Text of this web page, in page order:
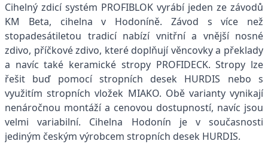
Cihelný zdicí systém PROFIBLOK vyrábí jeden ze závodů
KM Beta, cihelna v Hodoníně. Závod s více než
stopadesátiletou tradicí nabízí vnitřní a vnější nosné
zdivo, příčkové zdivo, které doplňují věncovky a překlady
a navíc také keramické stropy PROFIDECK. Stropy lze
řešit buď pomocí stropních desek HURDIS nebo s
využitím stropních vložek MIAKO. Obě varianty vynikají
nenáročnou montáží a cenovou dostupností, navíc jsou
velmi variabilní. Cihelna Hodonín je v současnosti
jediným českým výrobcem stropních desek HURDIS.